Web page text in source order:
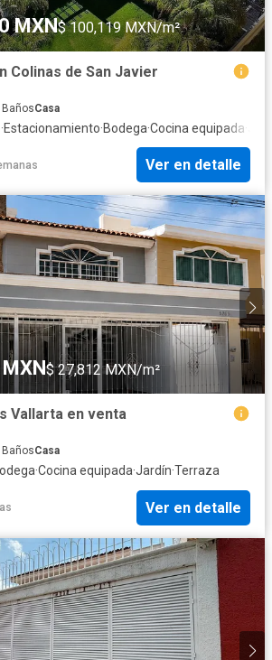
MXN$ 100,119 MXN/m²
Colinas de San Javier
BañosCasa
·Estacionamiento·Bodega·Cocina equipada
Ver en detalle
$ 27,812 MXN/m²
Vallarta en venta
BañosCasa
·Cocina equipada·Jardín·Terraza
Ver en detalle